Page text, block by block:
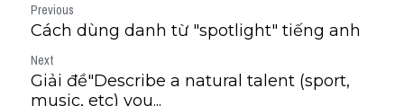
Previous
Cách dùng danh từ "spotlight" tiếng anh
Next
Giải đề"Describe a natural talent (sport,
music, etc) you...